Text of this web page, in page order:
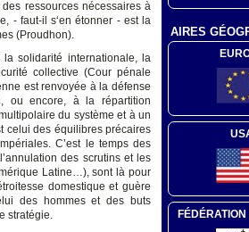
ressources nécessaires à
- faut-il s‘en étonner - est la
(Proudhon).
solidarité internationale, la
collective (Cour pénale
est renvoyée à la défense
ou encore, à la répartition
du système et à un
celui des équilibres précaires
C’est le temps des
des scrutins et les
Latine…), sont là pour
domestique et guère
des hommes et des buts
stratégie.
AIRES